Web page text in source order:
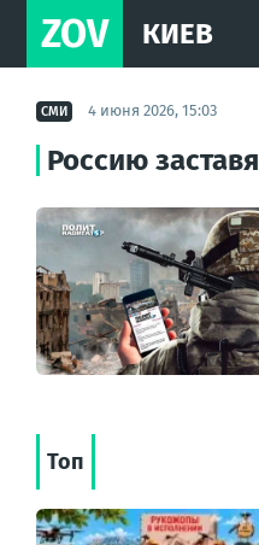
ZOV КИЕВ
СМИ 4 июня 2026, 15:03
Россию
Топ